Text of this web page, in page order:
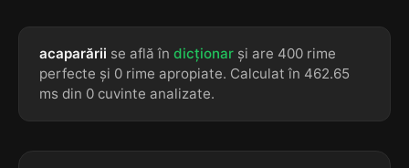
acaparării se află în dicționar și are 400 rime
perfecte și 0 rime apropiate. Calculat în 462.65
ms din 0 cuvinte analizate.